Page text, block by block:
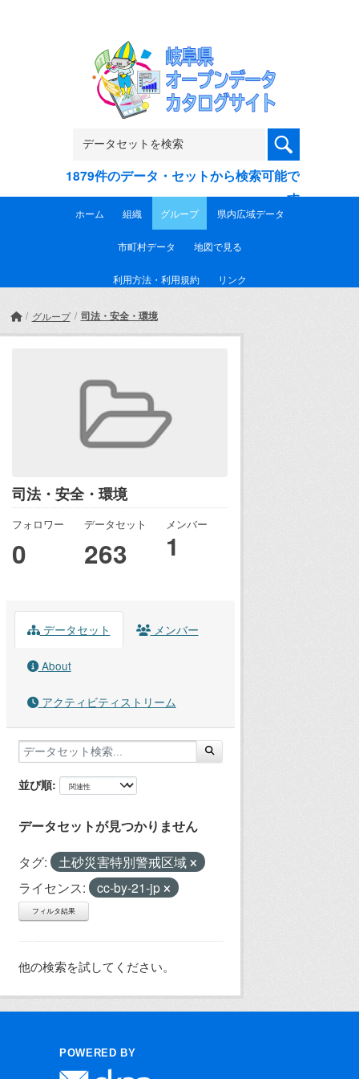
1879件のデータ・セットから検索可能で
す
ホーム 組織 グループ 県内広域データ
市町村データ 地図で見る
利用方法・利用規約 リンク
グループ 司法・安全・環境
司法・安全・環境
フォロワー
0
データセット
263
メンバー
1
データセット メンバー
About
アクティビティストリーム
並び順
データセットが見つかりません
タグ:
土砂災害特別警戒区域
ライセンス:
cc-by-21-jp
フィルタ結果
他の検索を試してください。
POWERED BY